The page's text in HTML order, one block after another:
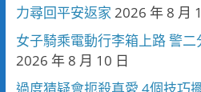
力尋回平安返家 2026 年 8 月
女子騎乘電動行李箱上路 警
2026 年 8 月 10 日
過度猜疑會扼殺真愛 4個技巧